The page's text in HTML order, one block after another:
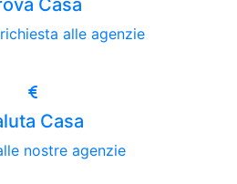
Casa
alle agenzie
Casa
nostre agenzie